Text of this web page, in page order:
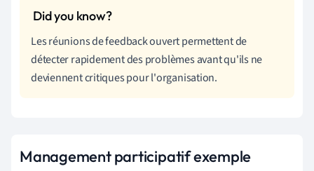
Les réunions de feedback ouvert permettent de
détecter rapidement des problèmes avant qu'ils ne
deviennent critiques pour l'organisation.
Management participatif exemple